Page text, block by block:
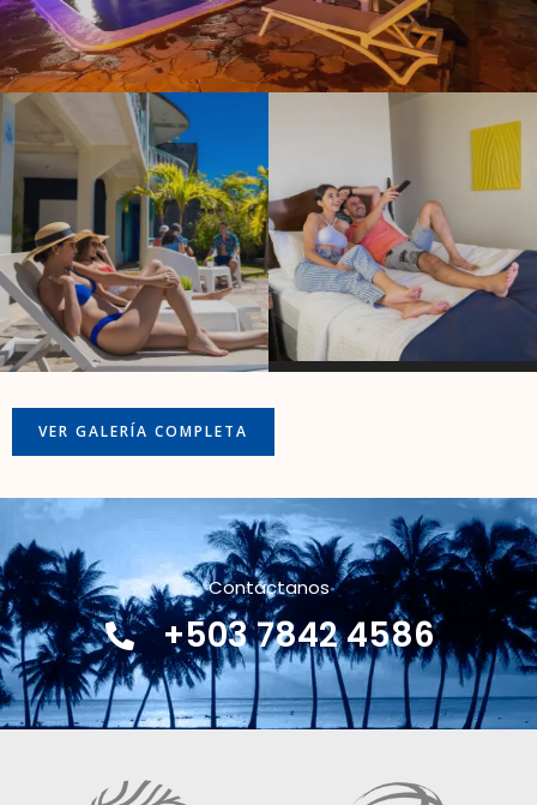
VER GALERÍA COMPLETA
Contáctanos
+503 7842 4586